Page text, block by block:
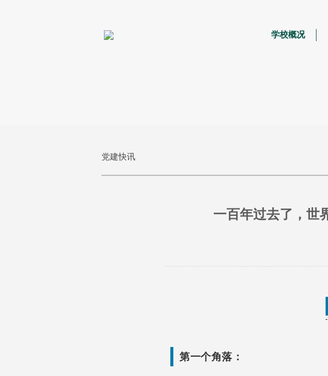
学校概况
党建快讯
一百年过去了，世
第一个角落：